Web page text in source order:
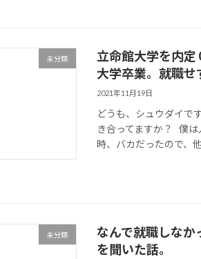
未分類
立命館大学を内
大学卒業。就職せ
2021年11月19日
どうも、シュウダイで
き合ってますか？ 僕
時、バカだったので、
未分類
なんで就職しなか
を聞いた話。